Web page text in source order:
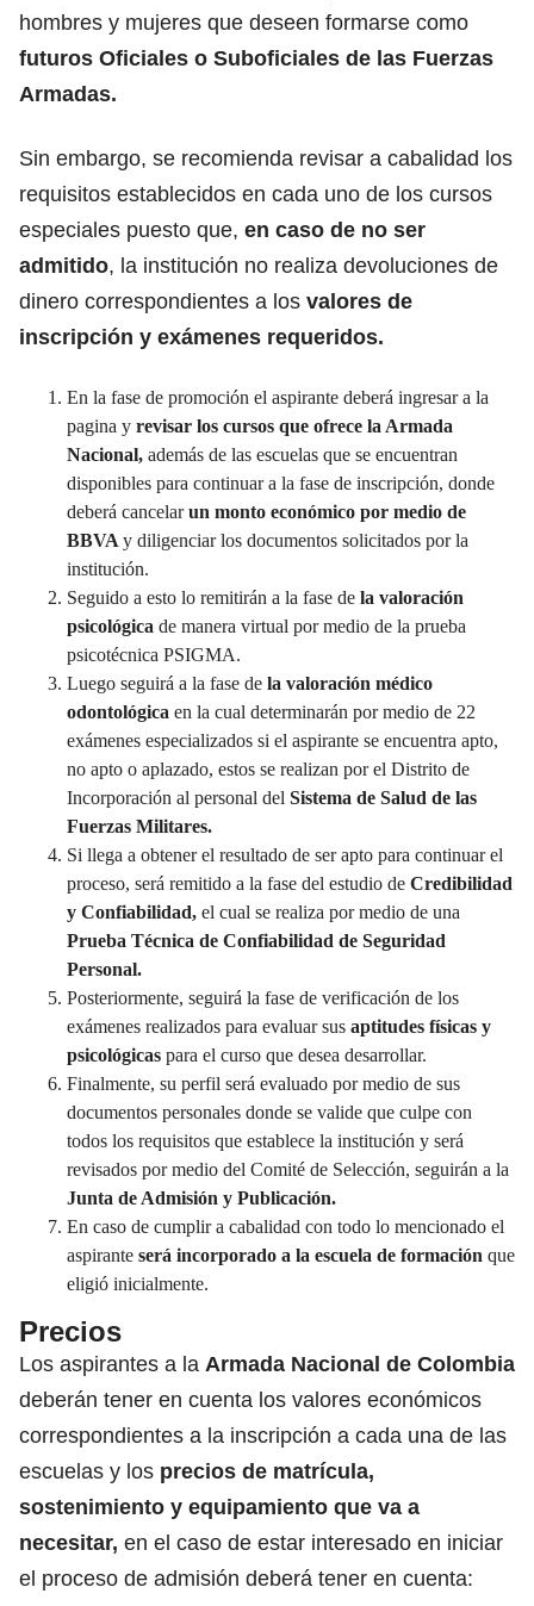
hombres y mujeres que deseen formarse como
futuros Oficiales o Suboficiales de las Fuerzas
Armadas.
Sin embargo, se recomienda revisar a cabalidad los
requisitos establecidos en cada uno de los cursos
especiales puesto que, en caso de no ser
admitido, la institución no realiza devoluciones de
dinero correspondientes a los valores de
inscripción y exámenes requeridos.
En la fase de promoción el aspirante deberá ingresar a la
pagina y revisar los cursos que ofrece la Armada
Nacional, además de las escuelas que se encuentran
disponibles para continuar a la fase de inscripción, donde
deberá cancelarun monto económico por medio de
BBVA y diligenciar los documentos solicitados por la
institución.
Seguido a esto lo remitirán a la fase de la valoración
psicológica de manera virtual por medio de la prueba
psicotécnica PSIGMA.
Luego seguirá a la fase de la valoración médico
odontológica en la cual determinarán por medio de 22
exámenes especializados si el aspirante se encuentra apto,
no apto o aplazado, estos se realizan por el Distrito de
Incorporación al personal del Sistema de Salud de las
Fuerzas Militares.
Si llega a obtener el resultado de ser apto para continuar el
proceso, será remitido a la fase del estudio de Credibilidad
y Confiabilidad, el cual se realiza por medio de una
Prueba Técnica de Confiabilidad de Seguridad
Personal.
Posteriormente, seguirá la fase de verificación de los
exámenes realizados para evaluar sus aptitudes físicas y
psicológicas para el curso que desea desarrollar.
Finalmente, su perfil será evaluado por medio de sus
documentos personales donde se valide que culpe con
todos los requisitos que establece la institución y será
revisados por medio del Comité de Selección, seguirán a la
Junta de Admisión y Publicación.
En caso de cumplir a cabalidad con todo lo mencionado el
aspirante será incorporado a la escuela de formación que
eligió inicialmente.
Precios
Los aspirantes a la Armada Nacional de Colombia
deberán tener en cuenta los valores económicos
correspondientes a la inscripción a cada una de las
escuelas y los precios de matrícula,
sostenimiento y equipamiento que va a
necesitar, en el caso de estar interesado en iniciar
el proceso de admisión deberá tener en cuenta: